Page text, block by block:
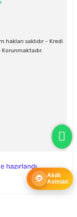
bizimle iletişime
mail adresimize
Akıllı
Asistan
saklıdır - Kredi
hazırlandı.